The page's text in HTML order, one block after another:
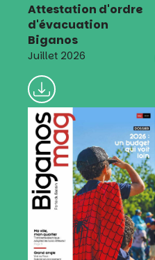
Attestation d'ordre
d'évacuation
Biganos
Juillet 2026